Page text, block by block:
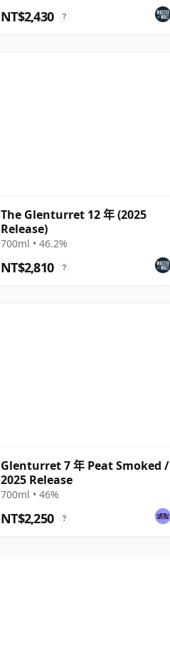
NT$2,430 ?
The Glenturret 12 年 (2025
Release)
700ml • 46.2%
NT$2,810 ?
Glenturret 7 年 Peat Smoked /
2025 Release
700ml • 46%
NT$2,250 ?